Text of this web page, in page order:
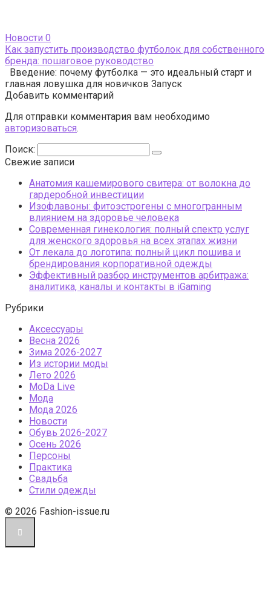
Новости 0
Как запустить производство футболок для собственного
бренда: пошаговое руководство
Введение: почему футболка — это идеальный старт и
главная ловушка для новичков Запуск
Добавить комментарий
Для отправки комментария вам необходимо
авторизоваться.
Поиск:
Свежие записи
Анатомия кашемирового свитера: от волокна до
гардеробной инвестиции
Изофлавоны: фитоэстрогены с многогранным
влиянием на здоровье человека
Современная гинекология: полный спектр услуг
для женского здоровья на всех этапах жизни
От лекала до логотипа: полный цикл пошива и
брендирования корпоративной одежды
Эффективный разбор инструментов арбитража:
аналитика, каналы и контакты в iGaming
Рубрики
Аксессуары
Весна 2026
Зима 2026-2027
Из истории моды
Лето 2026
МоDа Live
Мода
Мода 2026
Новости
Обувь 2026-2027
Осень 2026
Персоны
Практика
Свадьба
Стили одежды
© 2026 Fashion-issue.ru